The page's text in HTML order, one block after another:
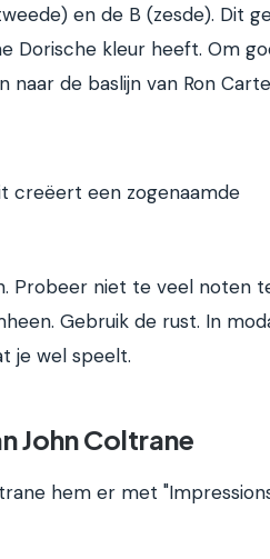
en de B (zesde). Dit
Dorische kleur heeft. Om
de baslijn van Ron
creëert een zogenaamde
Probeer niet te veel noten
Gebruik de rust. In
je wel speelt.
John Coltrane
hem er met